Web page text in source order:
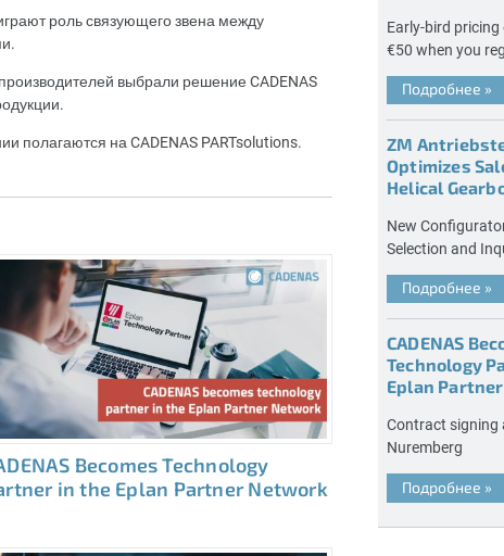
роль связующего звена между
выбрали решение CADENAS
полагаются на CADENAS PARTsolutions.
Becomes Technology
in the Eplan Partner Network
Early-bird
€50 when you
Подробнее »
ZM
Optimizes
Helical
New
Selection and
Подробнее »
CADENAS
Technology
Eplan
Contract signing
Nuremberg
Подробнее »